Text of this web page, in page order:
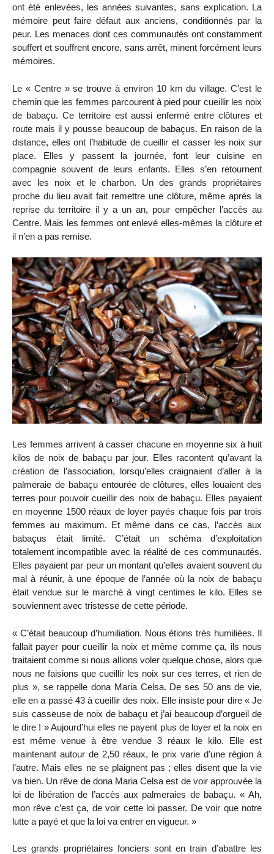
ont été enlevées, les années suivantes, sans explication. La
mémoire peut faire défaut aux anciens, conditionnés par la
peur. Les menaces dont ces communautés ont constamment
souffert et souffrent encore, sans arrêt, minent forcément leurs
mémoires.
Le « Centre » se trouve à environ 10 km du village. C’est le
chemin que les femmes parcourent à pied pour cueillir les noix
de babaçu. Ce territoire est aussi enfermé entre clôtures et
route mais il y pousse beaucoup de babaçus. En raison de la
distance, elles ont l’habitude de cueillir et casser les noix sur
place. Elles y passent la journée, font leur cuisine en
compagnie souvent de leurs enfants. Elles s’en retournent
avec les noix et le charbon. Un des grands propriétaires
proche du lieu avait fait remettre une clôture, même après la
reprise du territoire il y a un an, pour empêcher l’accès au
Centre. Mais les femmes ont enlevé elles-mêmes la clôture et
il n’en a pas remise.
Les femmes arrivent à casser chacune en moyenne six à huit
kilos de noix de babaçu par jour. Elles racontent qu’avant la
création de l’association, lorsqu’elles craignaient d’aller à la
palmeraie de babaçu entourée de clôtures, elles louaient des
terres pour pouvoir cueillir des noix de babaçu. Elles payaient
en moyenne 1500 réaux de loyer payés chaque fois par trois
femmes au maximum. Et même dans ce cas, l’accès aux
babaçus était limité. C’était un schéma d’exploitation
totalement incompatible avec la réalité de ces communautés.
Elles payaient par peur un montant qu’elles avaient souvent du
mal à réunir, à une époque de l’année où la noix de babaçu
était vendue sur le marché à vingt centimes le kilo. Elles se
souviennent avec tristesse de cette période.
« C’était beaucoup d’humiliation. Nous étions très humiliées. Il
fallait payer pour cueillir la noix et même comme ça, ils nous
traitaient comme si nous allions voler quelque chose, alors que
nous ne faisions que cueillir les noix sur ces terres, et rien de
plus », se rappelle dona Maria Celsa. De ses 50 ans de vie,
elle en a passé 43 à cueillir des noix. Elle insiste pour dire « Je
suis casseuse de noix de babaçu et j’ai beaucoup d’orgueil de
le dire ! » Aujourd’hui elles ne payent plus de loyer et la noix en
est même venue à être vendue 3 réaux le kilo. Elle est
maintenant autour de 2,50 réaux, le prix varie d’une région à
l’autre. Mais elles ne se plaignent pas ; elles disent que la vie
va bien. Un rêve de dona Maria Celsa est de voir approuvée la
loi de libération de l’accès aux palmeraies de babaçu. « Ah,
mon rêve c’est ça, de voir cette loi passer. De voir que notre
lutte a payé et que la loi va entrer en vigueur. »
Les grands propriétaires fonciers sont en train d’abattre les